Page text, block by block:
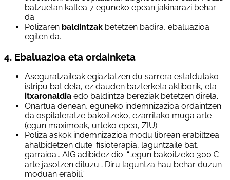
batzuetan kaltea 7 eguneko epean jakinarazi behar
da.
Polizaren baldintzak betetzen badira, ebaluazioa
egiten da.
4. Ebaluazioa eta ordainketa
Aseguratzaileak egiaztatzen du sarrera estaldutako
istripu bat dela, ez dauden bazterketa aktiborik, eta
itxaronaldia edo baldintza bereziak betetzen direla.
Onartua denean, eguneko indemnizazioa ordaintzen
da ospitaleratze bakoitzeko, ezarritako muga arte
(egun maximoak, urteko epea, ZIU).
Poliza askok indemnizazioa modu librean erabiltzea
ahalbidetzen dute: fisioterapia, laguntzaile bat,
garraioa… AIG adibidez dio: “…egun bakoitzeko 300 €
arte jasotzen dituzu… Diru laguntza hau behar duzun
moduan erabili.”